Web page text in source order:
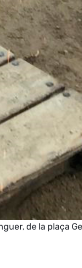
de la plaça